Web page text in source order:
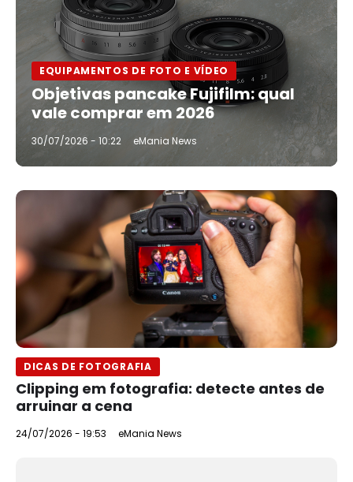
EQUIPAMENTOS DE FOTO E VÍDEO
Objetivas pancake Fujifilm: qual
vale comprar em 2026
30/07/2026 - 10:22 eMania News
DICAS DE FOTOGRAFIA
Clipping em fotografia: detecte antes de
arruinar a cena
24/07/2026 - 19:53 eMania News